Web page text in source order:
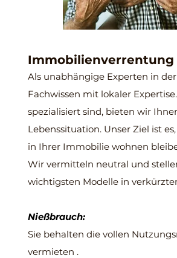
Als unabhängige Experten in
Fachwissen mit lokaler
spezialisiert sind, bieten wir
Lebenssituation. Unser Ziel ist
in Ihrer Immobilie wohnen
Wir vermitteln neutral und
wichtigsten Modelle in
Nießbrauch:
Sie behalten die vollen
vermieten .